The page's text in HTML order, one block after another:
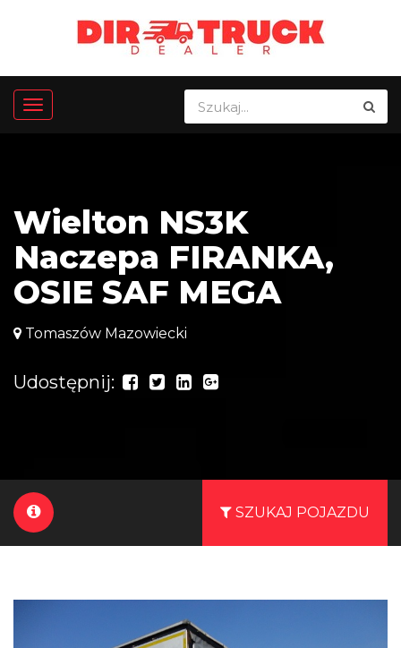
Wielton NS3K
Naczepa FIRANKA,
OSIE SAF MEGA
Tomaszów Mazowiecki
Udostępnij:
SZUKAJ POJAZDU